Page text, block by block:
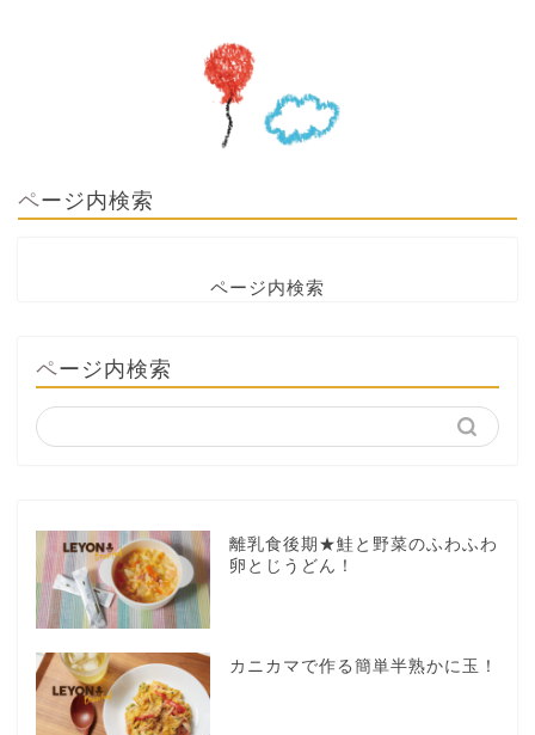
ページ内検索
ページ内検索
ページ内検索
離乳食後期★鮭と野菜のふわふわ
卵とじうどん！
カニカマで作る簡単半熟かに玉！